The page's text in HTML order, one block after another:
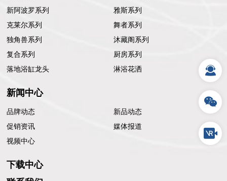
新阿波罗系列
雅斯系列
克莱尔系列
舞者系列
独角兽系列
沐藏阁系列
复合系列
厨房系列
落地浴缸龙头
淋浴花洒
新闻中心
品牌动态
新品动态
促销资讯
媒体报道
视频中心
下载中心